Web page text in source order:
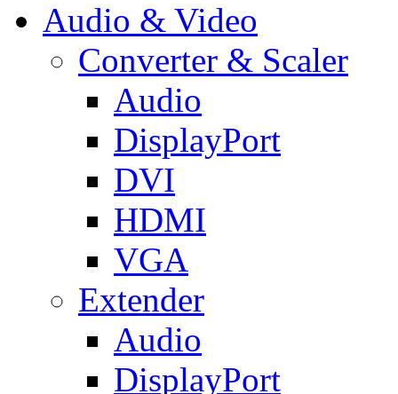
Audio & Video
Converter & Scaler
Audio
DisplayPort
DVI
HDMI
VGA
Extender
Audio
DisplayPort